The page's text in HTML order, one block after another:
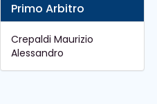
Primo Arbitro
Crepaldi Maurizio
Alessandro